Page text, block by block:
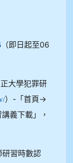
（即日起至06
大學犯罪研
）-「首頁→
義下載」，
研習時數認